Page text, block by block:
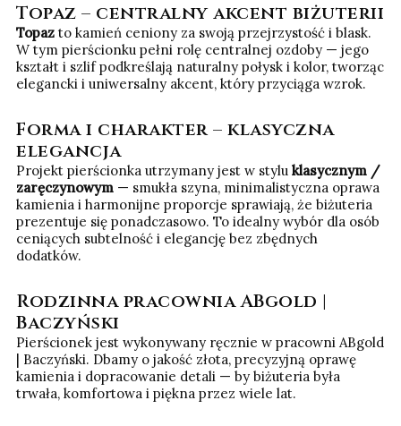
Topaz – centralny akcent biżuterii
Topaz to kamień ceniony za swoją przejrzystość i blask.
W tym pierścionku pełni rolę centralnej ozdoby — jego
kształt i szlif podkreślają naturalny połysk i kolor, tworząc
elegancki i uniwersalny akcent, który przyciąga wzrok.
Forma i charakter – klasyczna
elegancja
Projekt pierścionka utrzymany jest w stylu klasycznym /
zaręczynowym — smukła szyna, minimalistyczna oprawa
kamienia i harmonijne proporcje sprawiają, że biżuteria
prezentuje się ponadczasowo. To idealny wybór dla osób
ceniących subtelność i elegancję bez zbędnych
dodatków.
Rodzinna pracownia ABgold |
Baczyński
Pierścionek jest wykonywany ręcznie w pracowni ABgold
| Baczyński. Dbamy o jakość złota, precyzyjną oprawę
kamienia i dopracowanie detali — by biżuteria była
trwała, komfortowa i piękna przez wiele lat.